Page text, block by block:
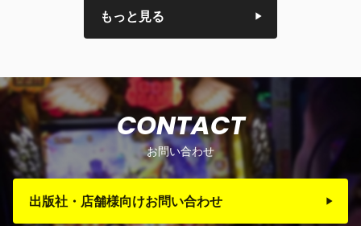
もっと見る
お問い合わせ
CONTACT
出版社・店舗様向けお問い合わせ